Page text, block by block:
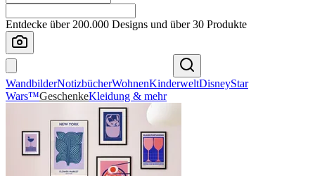
Entdecke über 200.000 Designs und über 30 Produkte
WandbilderNotizbücherWohnenKinderweltDisneyStar
Wars™GeschenkeKleidung & mehr